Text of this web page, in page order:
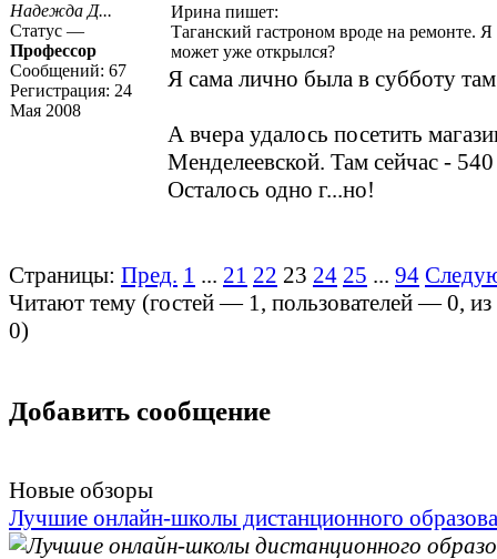
Надежда Д...
Статус —
Профессор
Сообщений: 67
Регистрация: 24
Мая 2008
Ирина пишет:
Таганский гастроном вроде на ремонте.
может уже открылся?
Я сама лично была в субботу
А вчера удалось посетить
Менделеевской. Там сейчас -
Осталось одно г...но!
Страницы: Пред. 1 ... 21 22 23 24 25 ... 94
Читают тему (гостей — 1, пользователей —0,
0)
Добавить сообщение
Новые обзоры
Лучшие онлайн-школы дистанционного